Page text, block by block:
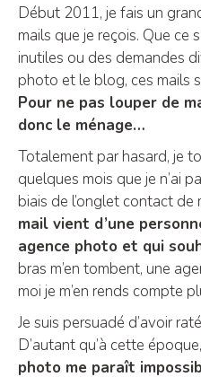
Début 2011, je fais un
mails que je reçois. Que ce
inutiles ou des demandes
photo et le blog, ces mails
Pour ne pas louper de
donc le ménage…
Totalement par hasard, je
quelques mois que je n’ai
biais de l’onglet contact de
mail vient d’une
agence photo et qui
bras m’en tombent, une
moi je m’en rends compte
Je suis persuadé d’avoir
D’autant qu’à cette époque,
photo me paraît